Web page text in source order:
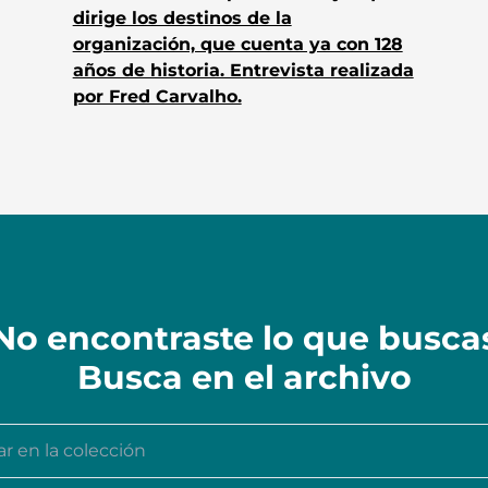
dirige los destinos de la
organización, que cuenta ya con 128
años de historia. Entrevista realizada
por Fred Carvalho.
encontraste lo que
Busca en el archivo
la colección